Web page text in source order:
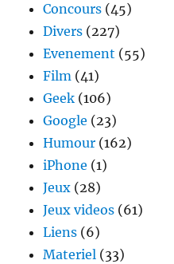
Concours (45)
Divers (227)
Evenement (55)
Film (41)
Geek (106)
Google (23)
Humour (162)
iPhone (1)
Jeux (28)
Jeux videos (61)
Liens (6)
Materiel (33)